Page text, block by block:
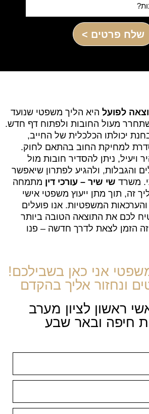
שלח פרטים >
לפועל היא הליך משפטי שנועד
מעול החובות ולפתוח דף חדש.
יכולתו הכלכלית של החייב,
למחיקת החוב בהתאם לחוק.
ויעיל, ניתן להסדיר חובות מול
והגבלות, ולהגיע לפתרון שיאפשר
משרד שי שיר – עורכי דין מתמחה
זה, תוך מתן ייעוץ משפטי אישי
והערכאות המשפטיות. אנו פועלים
לכם את התוצאה הטובה ביותר
הזמן לצאת לדרך חדשה – פנו
משפטי אני כאן בשבילכם!
ונחזור אליך בהקדם
ראשון לציון מערב
חיפה ובאר שבע